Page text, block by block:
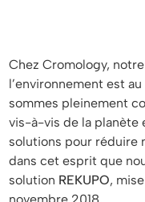
Chez Cromology,
l’environnement est
sommes pleinement
vis-à-vis de la planète
solutions pour réduire
dans cet esprit que
solution REKUPO,